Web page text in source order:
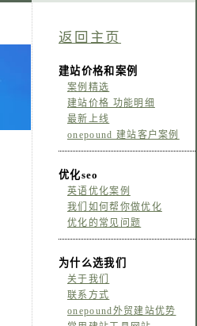
返回主页
建站价格和案例
案例精选
建站价格 功能明细
最新上线
onepound 建站客户案例
优化seo
英语优化案例
我们如何帮你做优化
优化的常见问题
为什么选我们
关于我们
联系方式
onepound外贸建站优势